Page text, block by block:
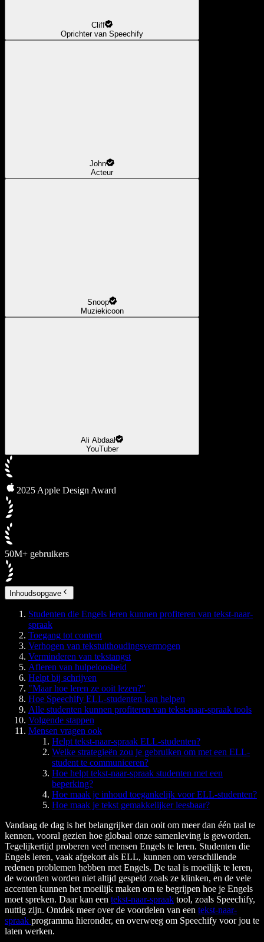
Cliff
Oprichter van Speechify
John
Acteur
Snoop
Muziekicoon
Ali Abdaal
YouTuber
2025 Apple Design Award
50M+ gebruikers
Inhoudsopgave
Studenten die Engels leren kunnen profiteren van tekst-naar-
spraak
Toegang tot content
Verhogen van tekstuithoudingsvermogen
Verminderen van tekstangst
Afleren van hulpeloosheid
Helpt bij schrijven
"Maar hoe leren ze ooit lezen?"
Hoe Speechify ELL-studenten kan helpen
Alle studenten kunnen profiteren van tekst-naar-spraak tools
Volgende stappen
Mensen vragen ook
Helpt tekst-naar-spraak ELL-studenten?
Welke strategieën zou je gebruiken om met een ELL-
student te communiceren?
Hoe helpt tekst-naar-spraak studenten met een
beperking?
Hoe maak je inhoud toegankelijk voor ELL-studenten?
Hoe maak je tekst gemakkelijker leesbaar?
Vandaag de dag is het belangrijker dan ooit om meer dan één taal te
kennen, vooral gezien hoe globaal onze samenleving is geworden.
Tegelijkertijd proberen veel mensen Engels te leren. Studenten die
Engels leren, vaak afgekort als ELL, kunnen om verschillende
redenen problemen hebben met Engels. De taal is moeilijk te leren,
de woorden worden niet altijd gespeld zoals ze klinken, en de vele
accenten kunnen het moeilijk maken om te begrijpen hoe je Engels
moet spreken. Daar kan een tekst-naar-spraak tool, zoals Speechify,
nuttig zijn. Ontdek meer over de voordelen van een tekst-naar-
spraak programma hieronder, en overweeg om Speechify voor jou te
laten werken.